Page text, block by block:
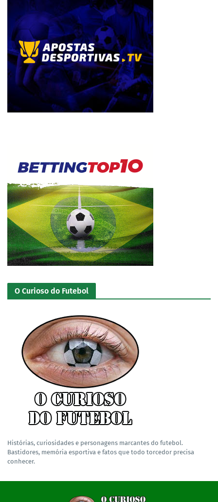
O Curioso do Futebol
Histórias, curiosidades e personagens marcantes do futebol.
Bastidores, memória esportiva e fatos que todo torcedor precisa
conhecer.